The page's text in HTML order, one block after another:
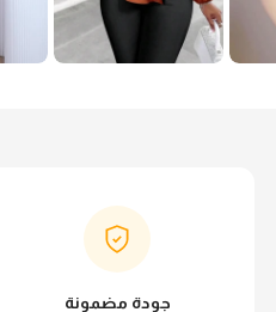
جودة مضمونة